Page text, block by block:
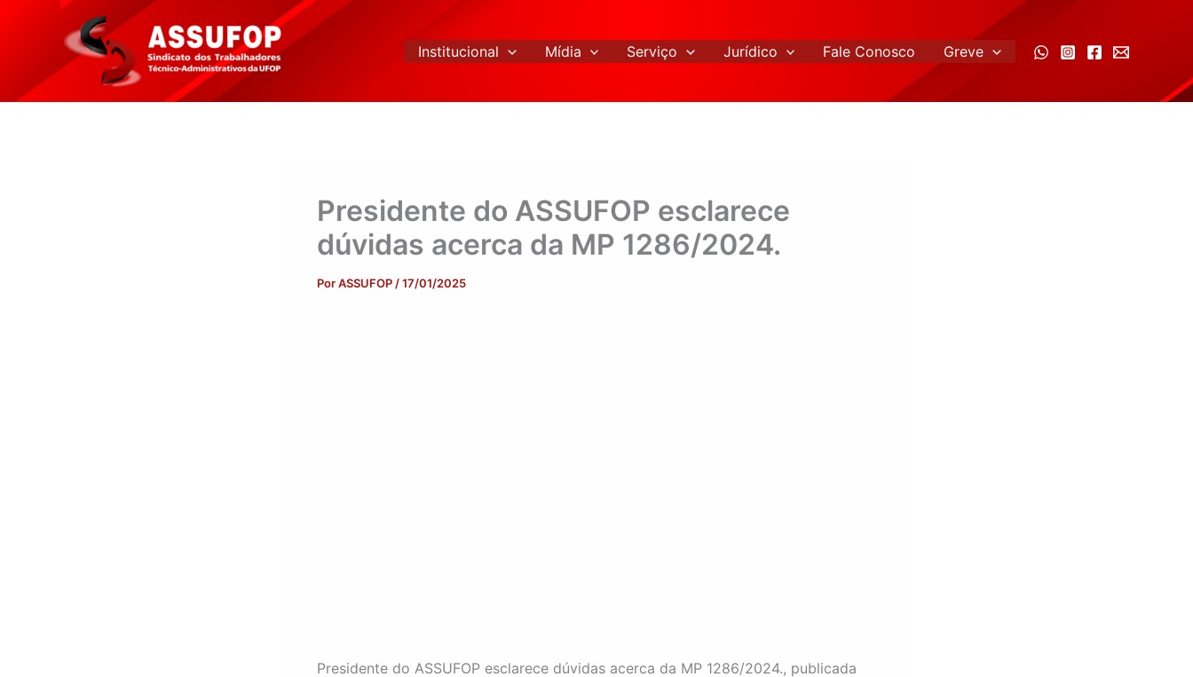
conteúdo
Institucional Mídia Serviço Jurídico Fale Conosco Greve
Presidente do ASSUFOP esclarece
dúvidas acerca da MP 1286/2024.
PorASSUFOP /17/01/2025
Presidente do ASSUFOP esclarece dúvidas acerca da MP 1286/2024., publicada